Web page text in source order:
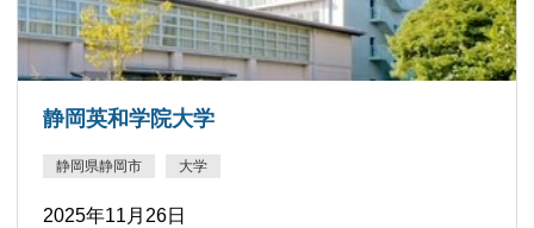
静岡英和学院大学
静岡県静岡市 大学
2025年11月26日